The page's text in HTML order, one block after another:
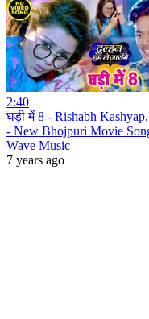
2:40
घड़ी में 8 - Rishabh
- New Bhojpuri Movie
Wave Music
7 years ago